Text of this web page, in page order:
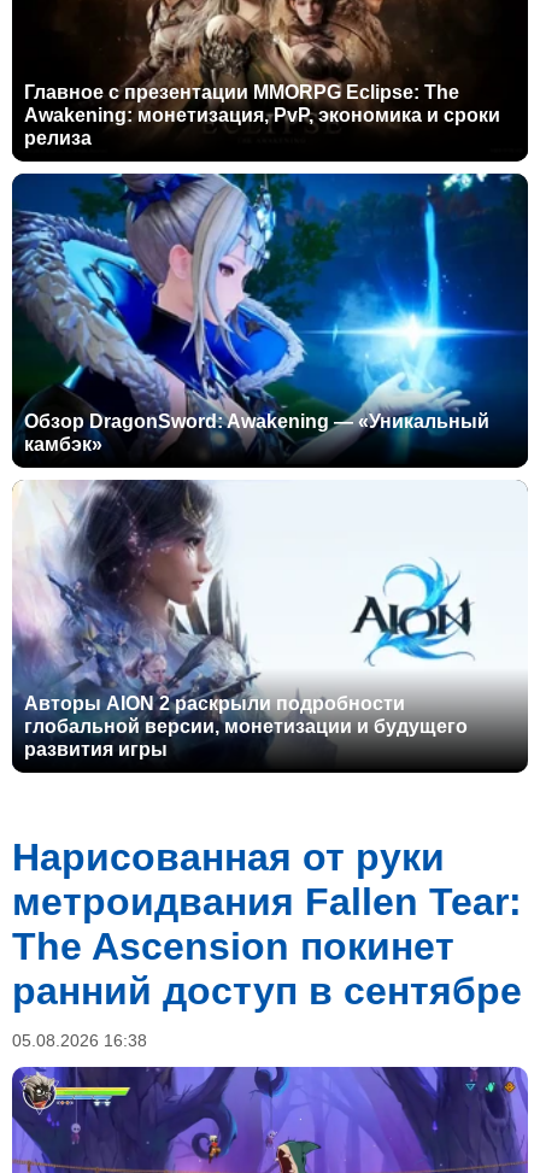
Главное с презентации MMORPG Eclipse: The
Awakening: монетизация, PvP, экономика и сроки
релиза
Обзор DragonSword: Awakening — «Уникальный
камбэк»
Авторы AION 2 раскрыли подробности
глобальной версии, монетизации и будущего
развития игры
Нарисованная от руки
метроидвания Fallen Tear:
The Ascension покинет
ранний доступ в сентябре
05.08.2026 16:38